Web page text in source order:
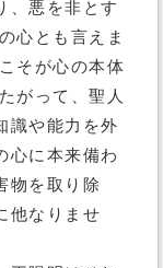
、悪を非とす
心とも言えま
そが心の本体
がって、聖人
識や能力を外
心に本来備わ
物を取り除
他なりませ